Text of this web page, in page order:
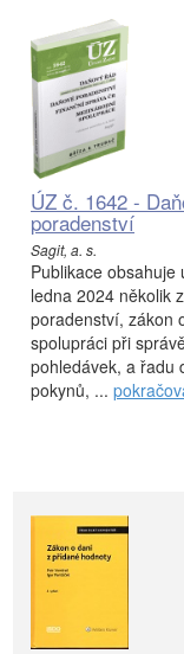
ÚZ č. 1642 -
poradenství
Sagit, a. s.
Publikace
ledna 2024 několik
poradenství, zákon
spolupráci při
pohledávek, a řadu
pokynů, ...